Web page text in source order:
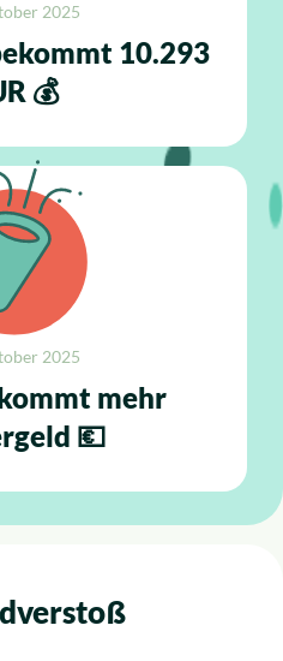
2025
10.293
💰
2025
mehr
💶